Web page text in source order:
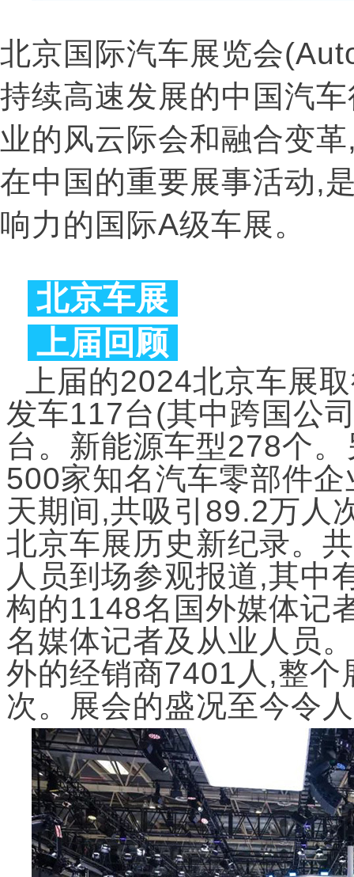
北京国际汽车展览会
持续高速发展的中国汽
业的风云际会和融合变
在中国的重要展事活动,
响力的国际A级车展。
北京车展
上届回顾
上届的2024北京车展
发车117台(其中跨国公
台。新能源车型278个
500家知名汽车零部件
天期间,共吸引89.2万人
北京车展历史新纪录。
人员到场参观报道,其中
构的1148名国外媒体记
名媒体记者及从业人员
外的经销商7401人,整
次。展会的盛况至今令